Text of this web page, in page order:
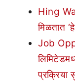
Hing
मिळतात
Job
प्रक्रिया